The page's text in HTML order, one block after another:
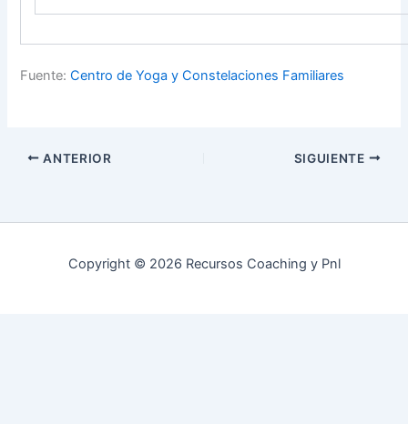
Fuente:Centro de Yoga y Constelaciones Familiares
ANTERIOR SIGUIENTE
Copyright © 2026 Recursos Coaching y Pnl